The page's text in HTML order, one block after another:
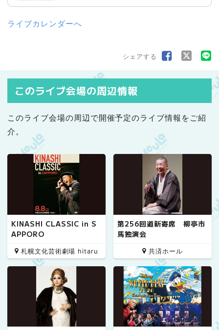
ライブカレンダーへ
シェアする
このライブ会場の周辺情報
このライブ会場の周辺で開催予定のライブ情報をご紹
介。
KINASHI CLASSIC in S
APPORO
札幌文化芸術劇場 hitaru
第256回道新寄席 柳亭市
馬独演会
共済ホール